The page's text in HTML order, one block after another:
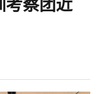
考察团近